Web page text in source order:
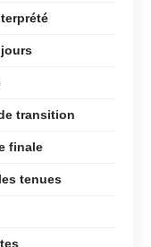
transition
finale
tenues